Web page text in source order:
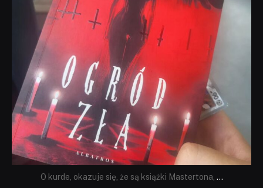
O kurde, okazuje się, że są książki Mastertona, ...